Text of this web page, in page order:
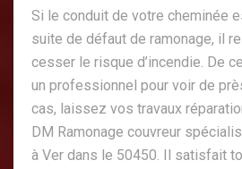
Si le conduit de votre cheminée
suite de défaut de ramonage, il
cesser le risque d’incendie. De
un professionnel pour voir de
cas, laissez vos travaux
DM Ramonage couvreur
à Ver dans le 50450. Il satisfait